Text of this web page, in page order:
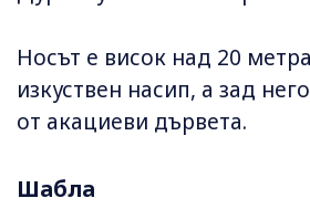
Носът е висок над 20
изкуствен насип, а зад
от акациеви дървета.
Шабла